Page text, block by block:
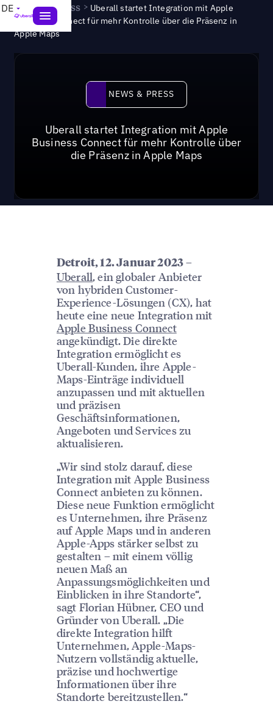
DE News & Press > Uberall startet Integration mit Apple
Business Connect für mehr Kontrolle über die Präsenz in
Apple Maps
News & Press
NEWS & PRESS
Uberall startet Integration mit Apple
Business Connect für mehr Kontrolle über
die Präsenz in Apple Maps
Detroit, 12. Januar 2023 –
Uberall, ein globaler Anbieter
von hybriden Customer-
Experience-Lösungen (CX), hat
heute eine neue Integration mit
Apple Business Connect
angekündigt. Die direkte
Integration ermöglicht es
Uberall-Kunden, ihre Apple-
Maps-Einträge individuell
anzupassen und mit aktuellen
und präzisen
Geschäftsinformationen,
Angeboten und Services zu
aktualisieren.
„Wir sind stolz darauf, diese
Integration mit Apple Business
Connect anbieten zu können.
Diese neue Funktion ermöglicht
es Unternehmen, ihre Präsenz
auf Apple Maps und in anderen
Apple-Apps stärker selbst zu
gestalten – mit einem völlig
neuen Maß an
Anpassungsmöglichkeiten und
Einblicken in ihre Standorte“,
sagt Florian Hübner, CEO und
Gründer von Uberall. „Die
direkte Integration hilft
Unternehmen, Apple-Maps-
Nutzern vollständig aktuelle,
präzise und hochwertige
Informationen über ihre
Standorte bereitzustellen.“